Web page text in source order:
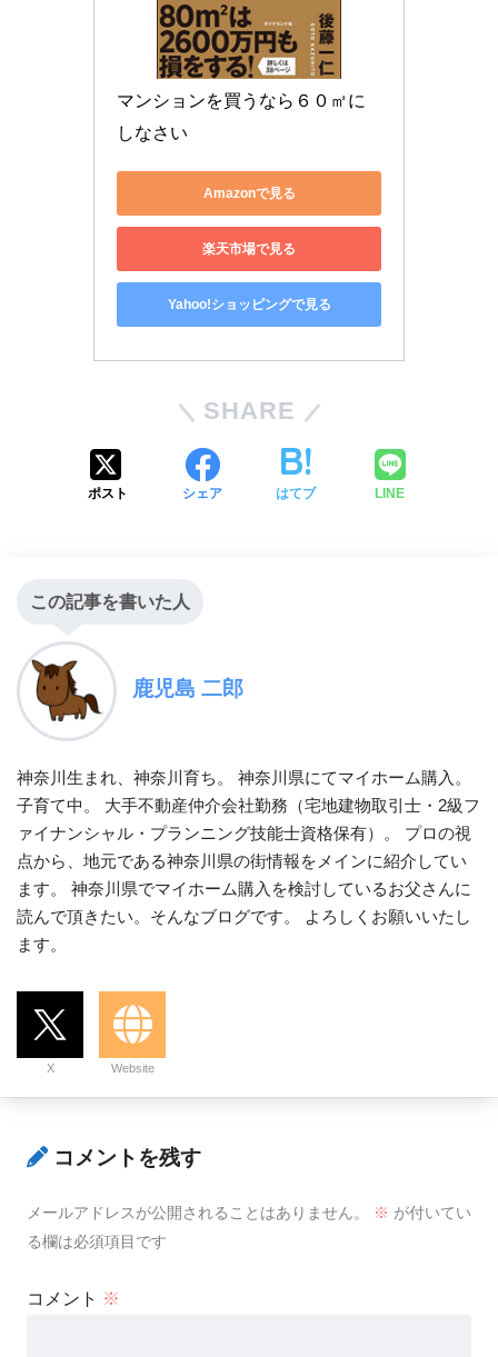
マンションを買うなら６０㎡に
しなさい
Amazonで見る
楽天市場で見る
Yahoo!ショッピングで見る
SHARE
ポスト シェア はてブ LINE
この記事を書いた人
鹿児島 二郎
神奈川生まれ、神奈川育ち。 神奈川県にてマイホーム購入。
子育て中。 大手不動産仲介会社勤務（宅地建物取引士・2級フ
ァイナンシャル・プランニング技能士資格保有）。 プロの視
点から、地元である神奈川県の街情報をメインに紹介してい
ます。 神奈川県でマイホーム購入を検討しているお父さんに
読んで頂きたい。そんなブログです。 よろしくお願いいたし
ます。
X Website
コメントを残す
メールアドレスが公開されることはありません。 ※ が付いてい
る欄は必須項目です
コメント ※